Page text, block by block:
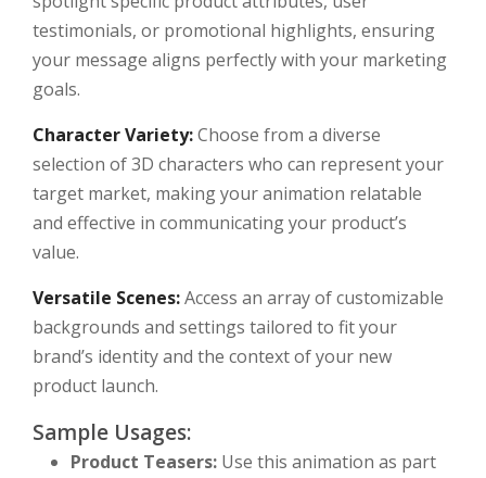
testimonials, or promotional highlights, ensuring
your message aligns perfectly with your marketing
goals.
Character Variety:Choose from a diverse
selection of 3D characters who can represent your
target market, making your animation relatable
and effective in communicating your product’s
value.
Versatile Scenes:Access an array of customizable
backgrounds and settings tailored to fit your
brand’s identity and the context of your new
product launch.
Sample Usages:
Product Teasers: Use this animation as part